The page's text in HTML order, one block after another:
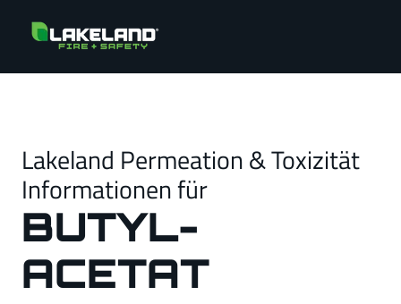
Lakeland Permeation & Toxizität
Informationen für
BUTYL-
ACETAT